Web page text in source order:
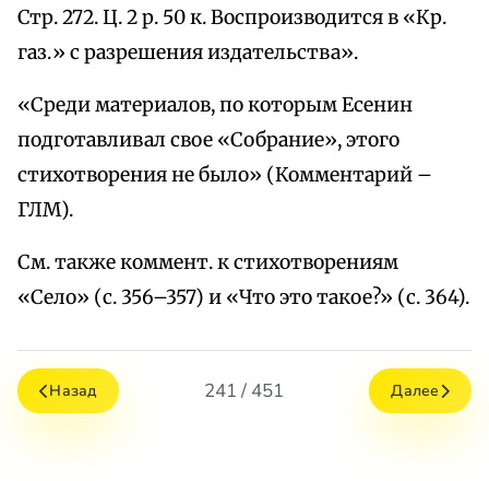
Стр. 272. Ц. 2 р. 50 к. Воспроизводится в «Кр.
газ.» с разрешения издательства».
«Среди материалов, по которым Есенин
подготавливал свое «Собрание», этого
стихотворения не было» (Комментарий –
ГЛМ).
См. также коммент. к стихотворениям
«Село» (с. 356–357) и «Что это такое?» (с. 364).
Назад 241 / 451 Далее